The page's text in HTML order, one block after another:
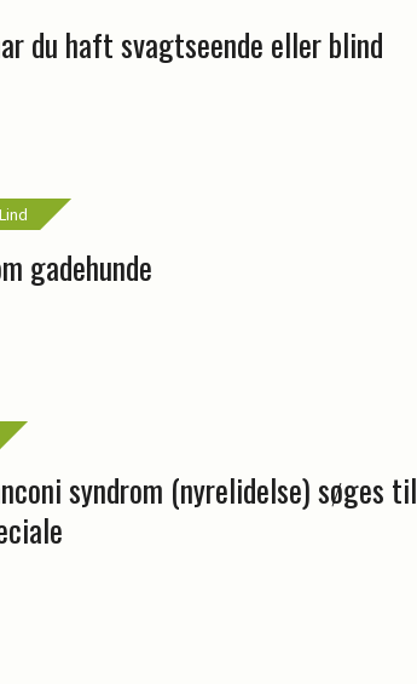
du haft svagtseende eller blind
gadehunde
syndrom (nyrelidelse) søges til